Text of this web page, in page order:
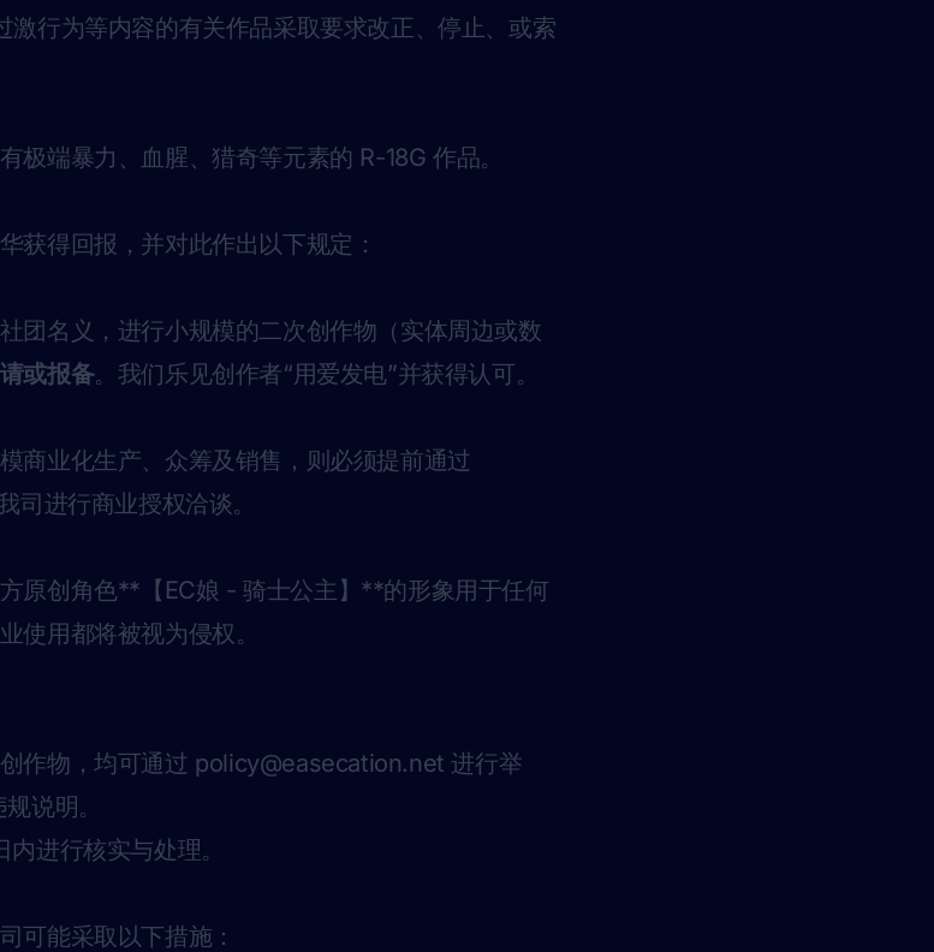
激行为等内容的有关作品采取要求改正、停止、或索
极端暴力、血腥、猎奇等元素的 R-18G 作品。
获得回报，并对此作出以下规定：
团名义，进行小规模的二次创作物（实体周边或数
或报备。我们乐见创作者“用爱发电”并获得认可。
商业化生产、众筹及销售，则必须提前通过
司进行商业授权洽谈。
原创角色**【EC娘 - 骑士公主】**的形象用于任何
使用都将被视为侵权。
作物，均可通过 policy@easecation.net 进行举
说明。
进行核实与处理。
可能采取以下措施：